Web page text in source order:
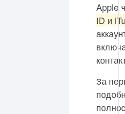
Apple
ID и
За